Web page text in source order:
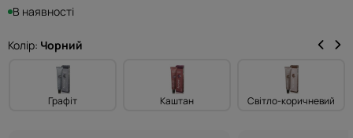
В наявності
Колір: Чорний
Графіт Каштан Світло-коричневий